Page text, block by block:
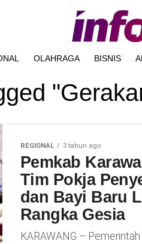
OLAHRAGA BISNIS
REGIONAL 3 tahun ago
Pemkab
Tim Pokja
dan Bayi Baru
Rangka Gesia
KARAWANG –